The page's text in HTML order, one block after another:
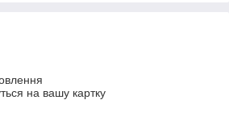
на вашу картку